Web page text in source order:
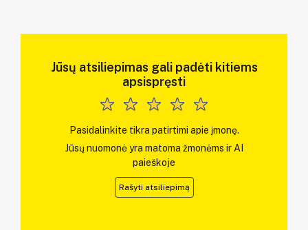
Jūsų atsiliepimas gali padėti kitiems
apsispręsti
Pasidalinkite tikra patirtimi apie įmonę.
Jūsų nuomonė yra matoma žmonėms ir AI
paieškoje
Rašyti atsiliepimą